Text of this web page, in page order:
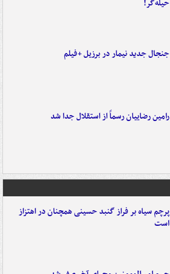
حیله‌گر!
جنجال جدید نیمار در برزیل +فیلم
رامین رضاییان رسماً از استقلال جدا شد
پرچم سیاه بر فراز گنبد حسینی همچنان در اهتزاز
است